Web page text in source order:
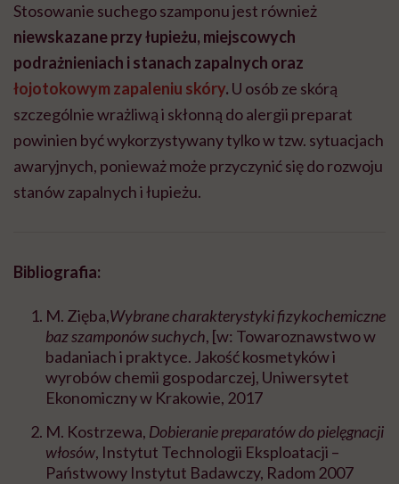
Stosowanie suchego szamponu jest również
niewskazane przy łupieżu, miejscowych
podrażnieniach i stanach zapalnych oraz
łojotokowym zapaleniu skóry. U osób ze skórą
szczególnie wrażliwą i skłonną do alergii preparat
powinien być wykorzystywany tylko w tzw. sytuacjach
awaryjnych, ponieważ może przyczynić się do rozwoju
stanów zapalnych i łupieżu.
Bibliografia:
M. Zięba,Wybrane charakterystyki fizykochemiczne
baz szamponów suchych, [w: Towaroznawstwo w
badaniach i praktyce. Jakość kosmetyków i
wyrobów chemii gospodarczej, Uniwersytet
Ekonomiczny w Krakowie, 2017
M. Kostrzewa, Dobieranie preparatów do pielęgnacji
włosów, Instytut Technologii Eksploatacji –
Państwowy Instytut Badawczy, Radom 2007